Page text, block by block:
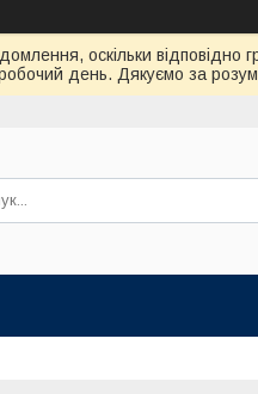
оскільки
день. Дякуємо за